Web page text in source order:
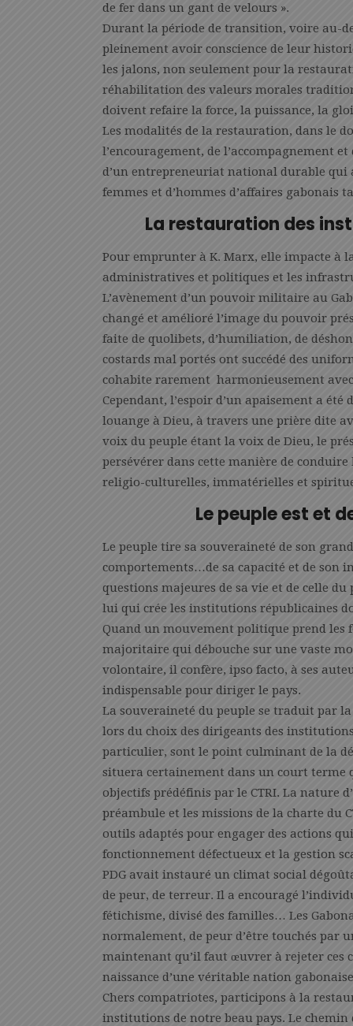
de fer dans un gant de velours ».
Durant la période de transition, voire au-
pleinement avoir conscience de leur
les jalons, non seulement pour la
réhabilitation des valeurs morales
doivent refaire la force, la puissance, la
Les modalités de la restauration, dans le
l’encouragement, de l’accompagnement
d’un entrepreneuriat national durable
femmes et d’hommes d’affaires
La restauration des
Pour emprunter à K. Marx, elle impacte à
administratives et politiques et les
L’avènement d’un pouvoir militaire au
changé et amélioré l’image du pouvoir
faite de quolibets, d’humiliation, de
costards mal portés ont succédé des
cohabite rarement harmonieusement
Cependant, l’espoir d’un apaisement a
louange à Dieu, à travers une prière dite
voix du peuple étant la voix de Dieu, le
persévérer dans cette manière de
religio-culturelles, immatérielles et
Le peuple est et
Le peuple tire sa souveraineté de son
comportements…de sa capacité et de son
questions majeures de sa vie et de celle
lui qui crée les institutions républicaines
Quand un mouvement politique prend les
majoritaire qui débouche sur une vaste
volontaire, il confère, ipso facto, à ses
indispensable pour diriger le pays.
La souveraineté du peuple se traduit par
lors du choix des dirigeants des
particulier, sont le point culminant de la
situera certainement dans un court terme
objectifs prédéfinis par le CTRI. La nature
préambule et les missions de la charte du
outils adaptés pour engager des actions
fonctionnement défectueux et la gestion
PDG avait instauré un climat social
de peur, de terreur. Il a encouragé
fétichisme, divisé des familles… Les
normalement, de peur d’être touchés par
maintenant qu’il faut œuvrer à rejeter ces
naissance d’une véritable nation
Chers compatriotes, participons à la
institutions de notre beau pays. Le